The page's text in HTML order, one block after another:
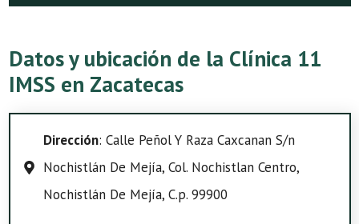
Datos y ubicación de la Clínica 11
IMSS en Zacatecas
Dirección: Calle Peñol Y Raza Caxcanan S/n
Nochistlán De Mejía, Col. Nochistlan Centro,
Nochistlán De Mejía, C.p. 99900